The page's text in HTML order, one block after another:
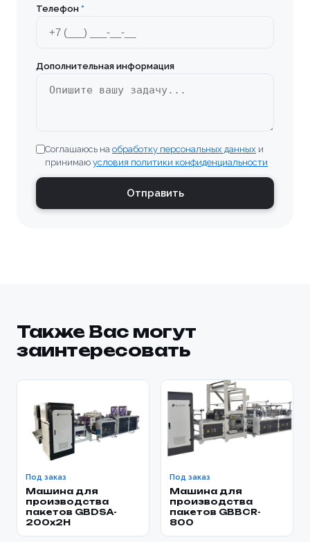
Телефон *
Дополнительная информация
Соглашаюсь на обработку персональных данных и
принимаю условия политики конфиденциальности
Отправить
Также Вас могут
заинтересовать
Под заказ
Машина для
производства
пакетов GBDSA-
200x2H
Под заказ
Машина для
производства
пакетов GBBCR-
800